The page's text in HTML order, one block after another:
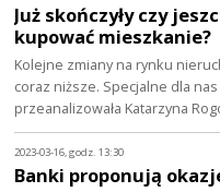
Już skończyły czy
kupować mieszkanie?
Kolejne zmiany na rynku
coraz niższe. Specjalne dla
przeanalizowała Katarzyna
2023-03-16, godz. 13:30
Banki proponują